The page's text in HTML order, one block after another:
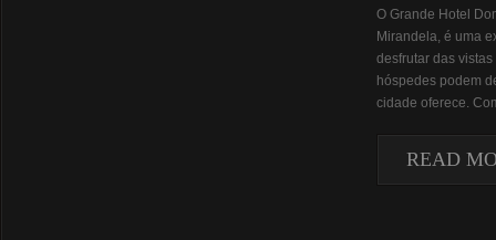
O Grande Hotel
Mirandela, é uma
desfrutar das
hóspedes podem
cidade oferece.
READ